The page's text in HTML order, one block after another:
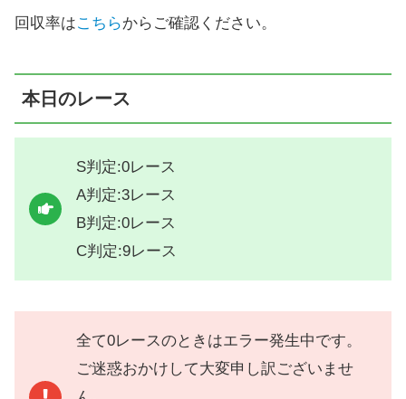
回収率はこちらからご確認ください。
本日のレース
S判定:0レース
A判定:3レース
B判定:0レース
C判定:9レース
全て0レースのときはエラー発生中です。
ご迷惑おかけして大変申し訳ございませ